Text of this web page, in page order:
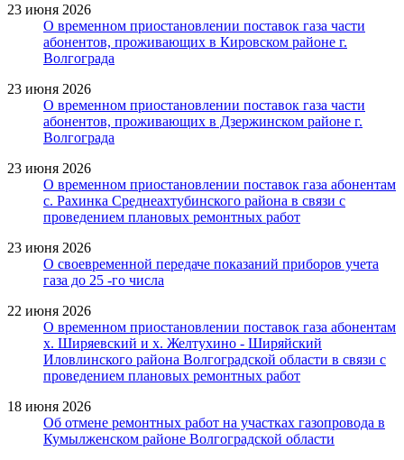
23 июня 2026
О временном приостановлении поставок газа части
абонентов, проживающих в Кировском районе г.
Волгограда
23 июня 2026
О временном приостановлении поставок газа части
абонентов, проживающих в Дзержинском районе г.
Волгограда
23 июня 2026
О временном приостановлении поставок газа абонентам
с. Рахинка Среднеахтубинского района в связи с
проведением плановых ремонтных работ
23 июня 2026
О своевременной передаче показаний приборов учета
газа до 25 -го числа
22 июня 2026
О временном приостановлении поставок газа абонентам
х. Ширяевский и х. Желтухино - Ширяйский
Иловлинского района Волгоградской области в связи с
проведением плановых ремонтных работ
18 июня 2026
Об отмене ремонтных работ на участках газопровода в
Кумылженском районе Волгоградской области